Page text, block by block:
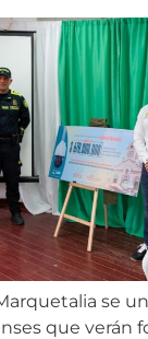
se
que verán